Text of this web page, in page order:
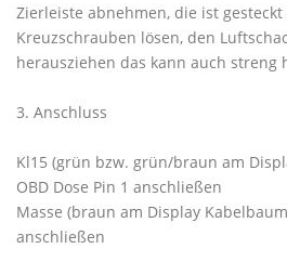
Zierleiste abnehmen, die ist
Kreuzschrauben lösen, den
herausziehen das kann auch streng
3. Anschluss
Kl15 (grün bzw. grün/braun am
OBD Dose Pin 1 anschließen
Masse (braun am Display
anschließen